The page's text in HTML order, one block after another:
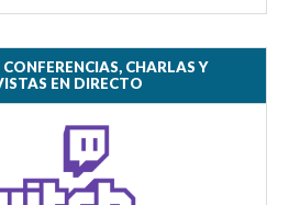
CHARLAS Y
EN DIRECTO